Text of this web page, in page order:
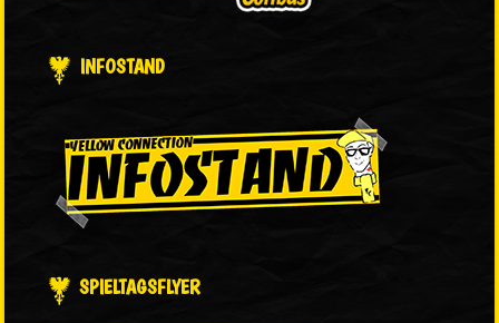
INFOSTAND
SPIELTAGSFLYER